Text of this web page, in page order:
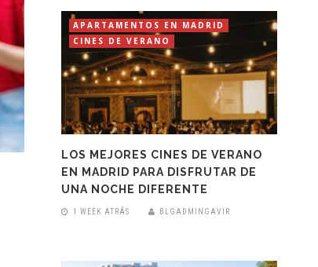
APARTAMENTOS EN MADRID
CINES DE VERANO
LOS MEJORES CINES DE VERANO
EN MADRID PARA DISFRUTAR DE
UNA NOCHE DIFERENTE
1 WEEK ATRÁS BLGADMINGAVIR